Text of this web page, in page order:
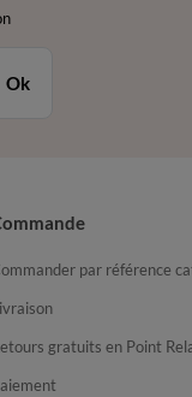
Ok
par référence
gratuits en Point